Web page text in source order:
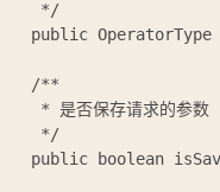
*/
public OperatorType
/**
* 是否保存请求的参数
*/
public boolean